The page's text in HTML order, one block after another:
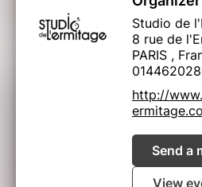
Studio de
8 rue de
PARIS ,
http://
Send a
View